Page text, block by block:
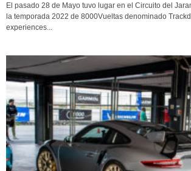
El pasado 28 de Mayo tuvo lugar en el Circuito del
la temporada 2022 de 8000Vueltas denominado
experiences...